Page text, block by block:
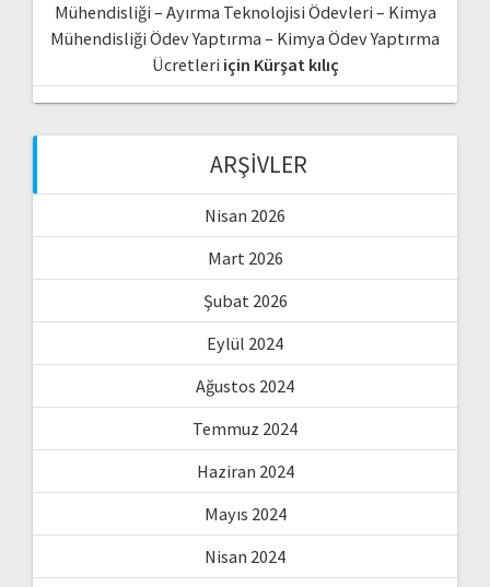
Mühendisliği – Ayırma Teknolojisi Ödevleri – Kimya
Mühendisliği Ödev Yaptırma – Kimya Ödev Yaptırma
Ücretleri için Kürşat kılıç
ARŞIVLER
Nisan 2026
Mart 2026
Şubat 2026
Eylül 2024
Ağustos 2024
Temmuz 2024
Haziran 2024
Mayıs 2024
Nisan 2024